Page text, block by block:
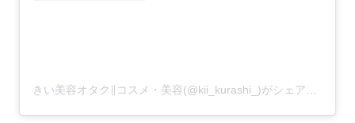
きい美容オタク∥コスメ・美容(@kii_kurashi_)がシェアした投稿